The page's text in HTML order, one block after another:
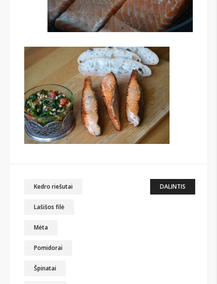
Kedro riešutai
Lašišos filė
Mėta
Pomidorai
Špinatai
DALINTIS